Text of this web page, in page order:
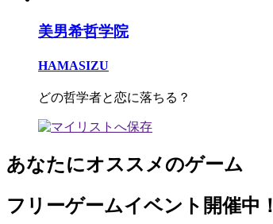
美男希哲学院
HAMASIZU
どの哲学者と恋に落ちる？
あなたにオススメのゲーム
フリーゲームイベント開催中！